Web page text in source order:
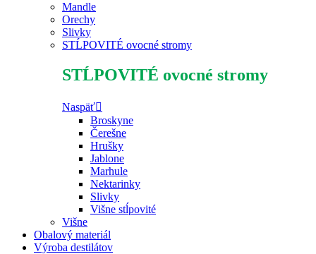
Mandle
Orechy
Slivky
STĹPOVITÉ ovocné stromy
STĹPOVITÉ ovocné stromy
Naspäť
Broskyne
Čerešne
Hrušky
Jablone
Marhule
Nektarinky
Slivky
Višne stĺpovité
Višne
Obalový materiál
Výroba destilátov